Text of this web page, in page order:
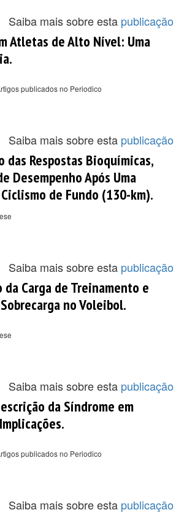
Saiba mais sobre esta publicação
Atletas de Alto Nível: Uma
publicados no Periodico
Saiba mais sobre esta publicação
das Respostas Bioquímicas,
Desempenho Após Uma
de Fundo (130-km).
Saiba mais sobre esta publicação
Carga de Treinamento e
no Voleibol.
Saiba mais sobre esta publicação
da Síndrome em
publicados no Periodico
Saiba mais sobre esta publicação